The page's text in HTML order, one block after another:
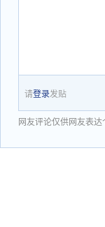
请登录发贴
网友评论仅供网友表